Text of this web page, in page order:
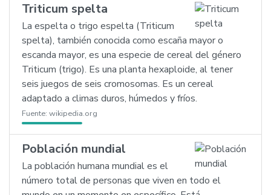
Triticum spelta
La espelta o trigo espelta (Triticum
spelta), también conocida como escaña mayor o
escanda mayor, es una especie de cereal del género
Triticum (trigo). Es una planta hexaploide, al tener
seis juegos de seis cromosomas. Es un cereal
adaptado a climas duros, húmedos y fríos.
Fuente: wikipedia.org
Población mundial
La población humana mundial es el
número total de personas que viven en todo el